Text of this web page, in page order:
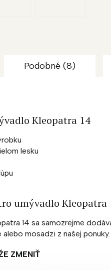
Podobné (8)
Kleopatra 14
lesku
umývadlo Kleopatra
14 sa samozrejme
mosadzi z našej ponuky.
ZMENIŤ